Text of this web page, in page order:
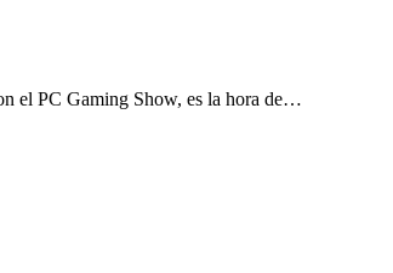
el PC Gaming Show, es la hora de…